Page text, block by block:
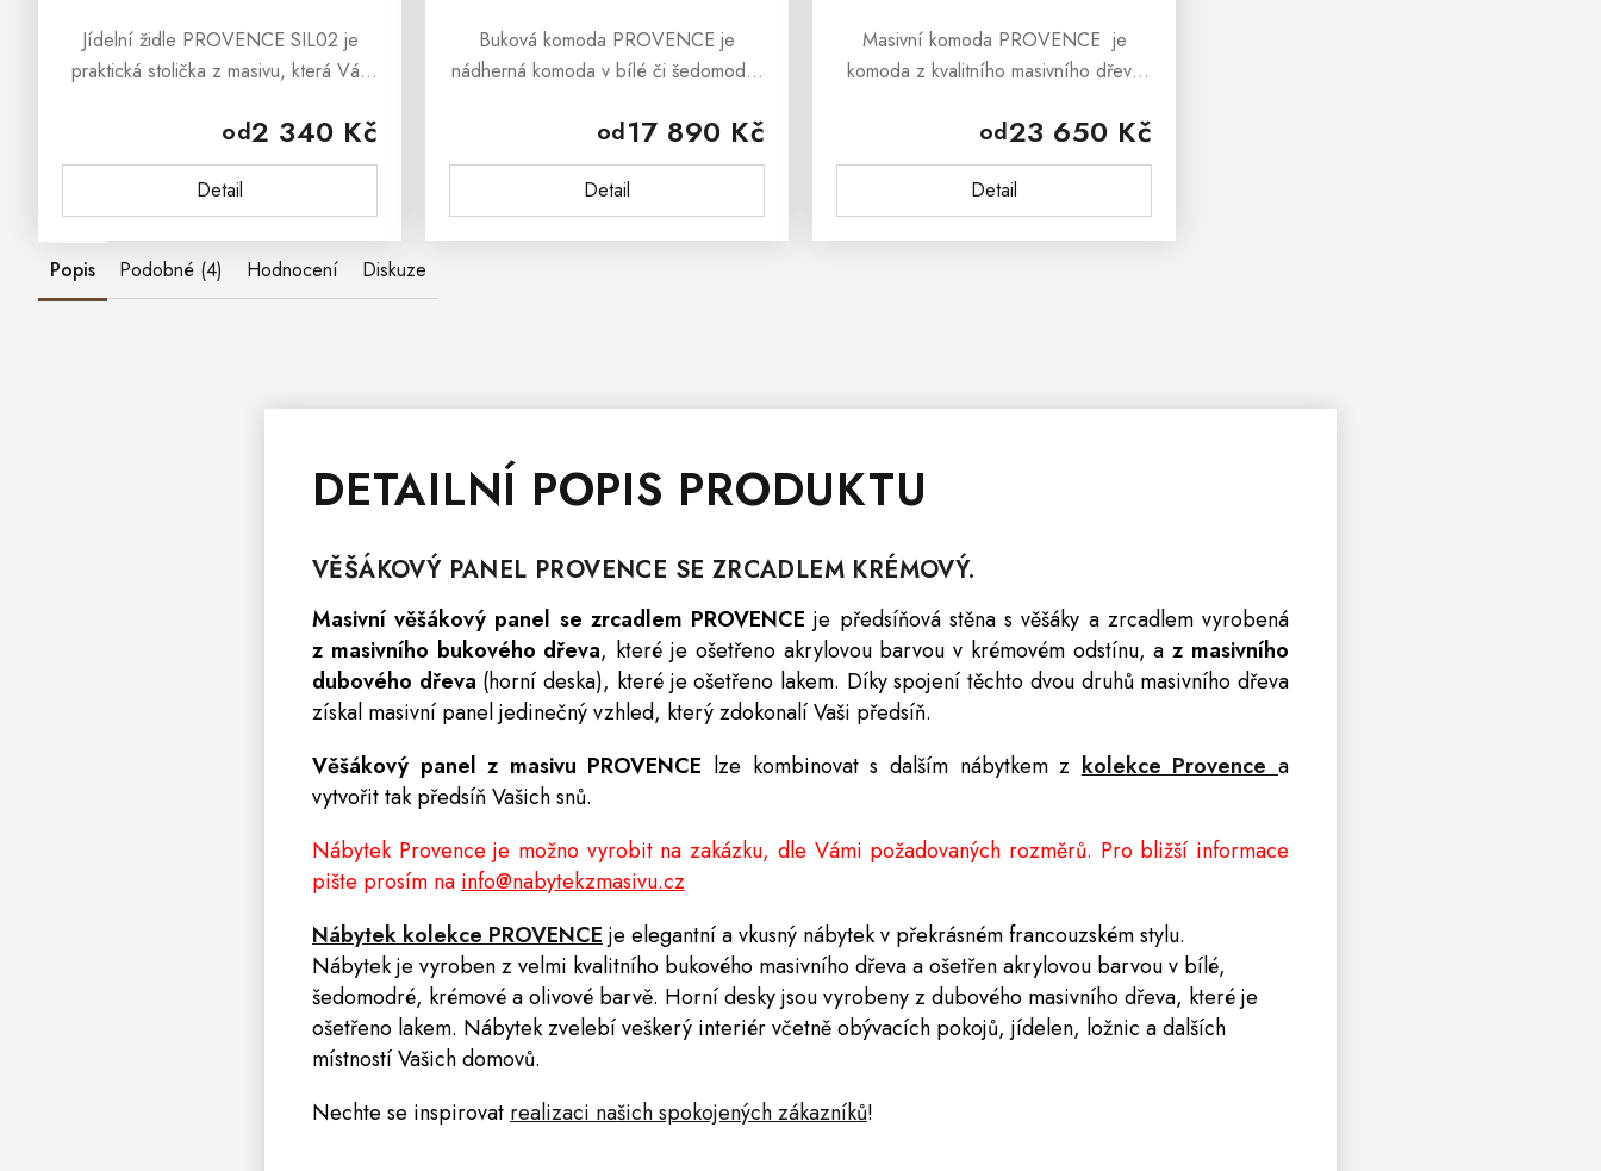
od2 340 Kč
Detail
Jídelní židle PROVENCE SIL02 je
praktická stolička z masivu, která Vás
pohodlným sezením. Jídelní židle
PROVENCE SIL02 je vyrobena z...
od17 890 Kč
Detail
Buková komoda PROVENCE je
nádherná komoda v bílé či šedomodré
závan francouzského venkova
Provence. Komoda z masivu
PROVENCE je vyrobena z...
od23 650 Kč
Detail
Masivní komoda PROVENCE je
komoda z kvalitního masivního dřeva
provensálského venkova. Masivní
komoda PROVENCE je vyrobená z...
Popis Podobné (4) Hodnocení Diskuze
DETAILNÍ POPIS PRODUKTU
VĚŠÁKOVÝ PANEL PROVENCE SE ZRCADLEM KRÉMOVÝ.
Masivní věšákový panel se zrcadlem PROVENCE je předsíňová stěna svěšáky a zrcadlem vyrobená
z masivního bukového dřeva, které je ošetřeno akrylovou barvou v krémovém odstínu, a z masivního
dubového dřeva (horní deska), které je ošetřeno lakem. Díky spojení těchto dvou druhů masivního dřeva
získal masivní panel jedinečný vzhled, který zdokonalí Vaši předsíň.
Věšákový panel z masivu PROVENCE lze kombinovat s dalším nábytkem z kolekce Provencea
vytvořit tak předsíň Vašich snů.
Nábytek Provence je možno vyrobit na zakázku, dle Vámi požadovaných rozměrů. Pro bližší informace
pište prosím na info@nabytekzmasivu.cz
Nábytek kolekce PROVENCE je elegantníavkusný nábytekv překrásném francouzském stylu.
Nábytekje vyrobenz velmi kvalitního bukového masivního dřevaaošetřenakrylovou barvou v bílé,
šedomodré, krémové a olivové barvě. Horní desky jsou vyrobeny z dubového masivního dřeva, které je
ošetřeno lakem. Nábytek zvelebí veškerý interiér včetně obývacích pokojů, jídelen, ložnic adalších
místností Vašich domovů.
Nechte se inspirovat realizaci našich spokojených zákazníků!